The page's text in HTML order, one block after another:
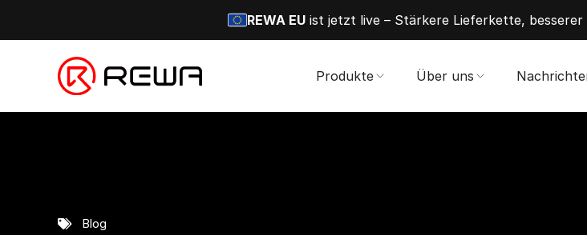
REWA EU ist jetzt live – Stärkere Lieferkette,
Produkte Über uns
Blog